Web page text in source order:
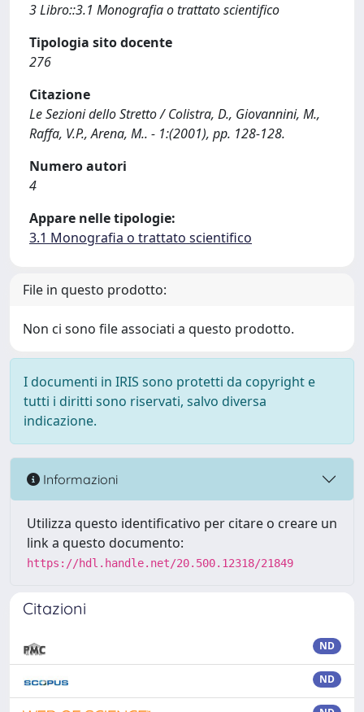
3 Libro::3.1 Monografia o trattato scientifico
Tipologia sito docente
276
Citazione
Le Sezioni dello Stretto / Colistra, D., Giovannini, M.,
Raffa, V.P., Arena, M.. - 1:(2001), pp. 128-128.
Numero autori
4
Appare nelle tipologie:
3.1 Monografia o trattato scientifico
File in questo prodotto:
Non ci sono file associati a questo prodotto.
I documenti in IRIS sono protetti da copyright e
tutti i diritti sono riservati, salvo diversa
indicazione.
Informazioni
Utilizza questo identificativo per citare o creare un
link a questo documento:
https://hdl.handle.net/20.500.12318/21849
Citazioni
ND
ND